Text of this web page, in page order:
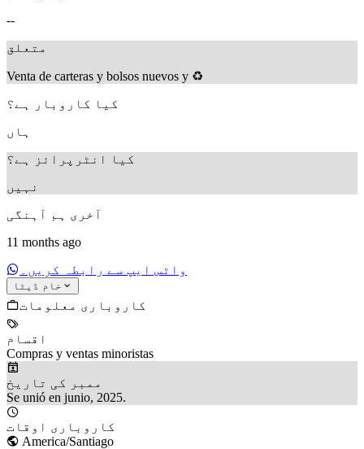
--
متعلق
Venta de carteras y bolsos nuevos y ♻️
کیا کاروبار ہے؟
ہاں
کیا انٹرپرائز ہے؟
نہیں
آخری ہم آہنگی
11 months ago
واٹس ایپ سے رابطہ کریں۔
خام ڈیٹا
کاروباری معلومات
اقسام
Compras y ventas minoristas
ممبر کی تاریخ
Se unió en junio, 2025.
کاروباری اوقات
America/Santiago